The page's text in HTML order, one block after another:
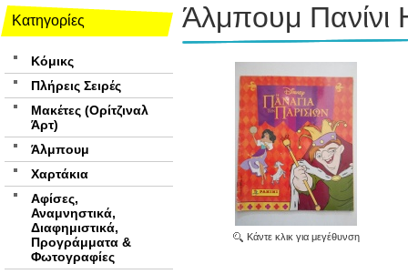
Άλμπουμ Πανίνι
Κάντε κλικ για μεγέθυνση
Κατηγορίες
Κόμικς
Πλήρεις Σειρές
Μακέτες (Ορίτζιναλ
Άρτ)
Άλμπουμ
Χαρτάκια
Αφίσες,
Αναμνηστικά,
Διαφημιστικά,
Προγράμματα &
Φωτογραφίες